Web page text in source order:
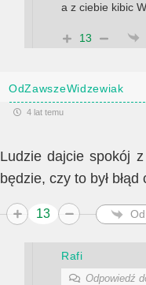
a z ciebie kibic
13
OdZawszeWidzewiak
4 lat temu
Ludzie dajcie spokój
będzie, czy to był
13
Rafi
Odpowiedź